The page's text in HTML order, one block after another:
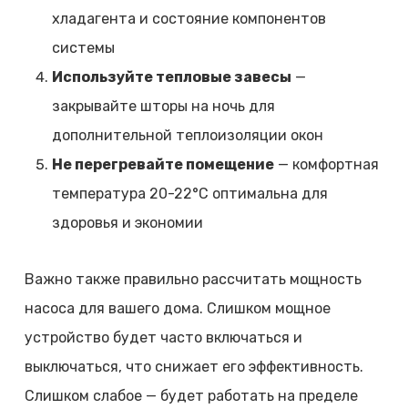
хладагента и состояние компонентов
системы
Используйте тепловые завесы —
закрывайте шторы на ночь для
дополнительной теплоизоляции окон
Не перегревайте помещение— комфортная
температура 20-22°C оптимальна для
здоровья и экономии
Важно также правильно рассчитать мощность
насоса для вашего дома. Слишком мощное
устройство будет часто включаться и
выключаться, что снижает его эффективность.
Слишком слабое — будет работать на пределе